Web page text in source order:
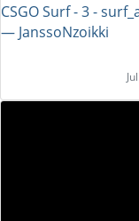
CSGO Surf - 3 -
― JanssoNzoikki